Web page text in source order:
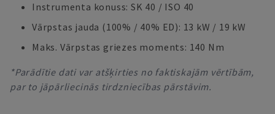
Instrumenta konuss: SK 40 / ISO 40
Vārpstas jauda (100% / 40% ED): 13 kW / 19 kW
Maks. Vārpstas griezes moments: 140 Nm
*Parādītie dati var atšķirties no faktiskajām vērtībām,
par to jāpārliecinās tirdzniecības pārstāvim.